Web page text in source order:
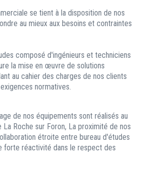
se tient à la disposition de nos
au mieux aux besoins et contraintes
composé d'ingénieurs et techniciens
la mise en œuvre de solutions
au cahier des charges de nos clients
normatives.
de nos équipements sont réalisés au
Roche sur Foron, La proximité de nos
étroite entre bureau d'études
forte réactivité dans le respect des